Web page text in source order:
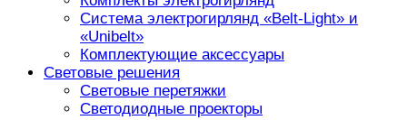
Система электрогирлянд «Belt-Light» и
«Unibelt»
Комплектующие аксессуары
Световые решения
Световые перетяжки
Светодиодные проекторы